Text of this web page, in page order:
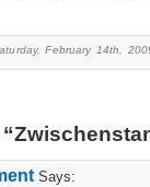
February 14th,
Says: